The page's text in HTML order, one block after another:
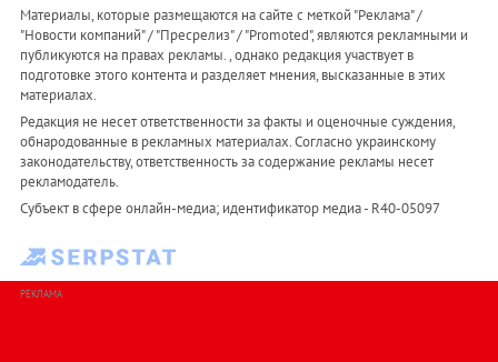
Материалы, которые размещаются на сайте с меткой "Реклама" /
"Новости компаний" / "Пресрелиз" / "Promoted", являются рекламными и
публикуются на правах рекламы. , однако редакция участвует в
подготовке этого контента и разделяет мнения, высказанные в этих
материалах.
Редакция не несет ответственности за факты и оценочные суждения,
обнародованные в рекламных материалах. Согласно украинскому
законодательству, ответственность за содержание рекламы несет
рекламодатель.
Субъект в сфере онлайн-медиа; идентификатор медиа - R40-05097
РЕКЛАМА